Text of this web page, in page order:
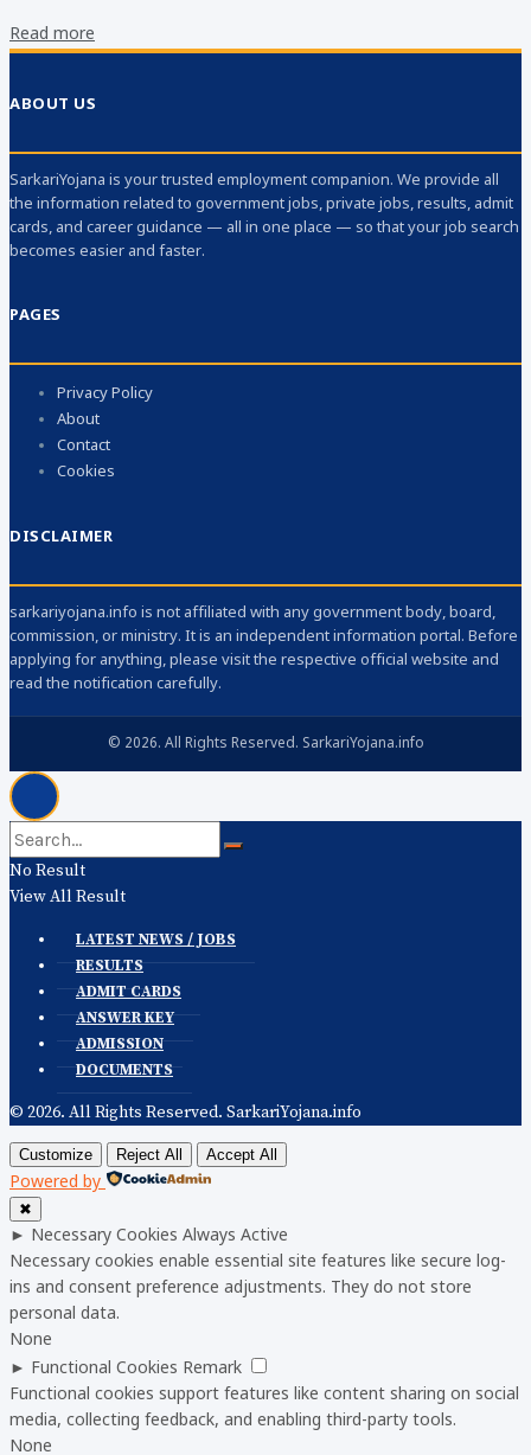
Read more
ABOUT US
SarkariYojana is your trusted employment companion. We provide all
the information related to government jobs, private jobs, results, admit
cards, and career guidance — all in one place — so that your job search
becomes easier and faster.
PAGES
Privacy Policy
About
Contact
Cookies
DISCLAIMER
sarkariyojana.info is not affiliated with any government body, board,
commission, or ministry. It is an independent information portal. Before
applying for anything, please visit the respective official website and
read the notification carefully.
© 2026. All Rights Reserved. SarkariYojana.info
No Result
View All Result
LATEST NEWS / JOBS
RESULTS
ADMIT CARDS
ANSWER KEY
ADMISSION
DOCUMENTS
© 2026. All Rights Reserved. SarkariYojana.info
Customize Reject All Accept All
Powered by
✖
► Necessary Cookies Always Active
Necessary cookies enable essential site features like secure log-
ins and consent preference adjustments. They do not store
personal data.
None
► Functional Cookies Remark
Functional cookies support features like content sharing on social
media, collecting feedback, and enabling third-party tools.
None